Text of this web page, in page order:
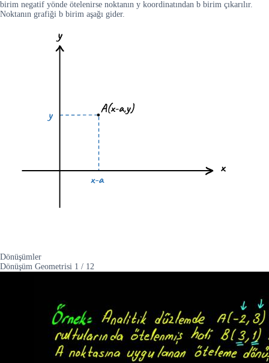
birim negatif yönde ötelenirse noktanın y koordinatından b birim çıkarılır.
Noktanın grafiği b birim aşağı gider.
Dönüşümler
Dönüşüm Geometrisi 1 / 12